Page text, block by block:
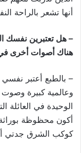
أنها تشعر بالراحة
– هل تعتبرين نفسك
هناك أصوات أخرى
– بالطبع أعتبر
وعالمية كبيرة
الوحيدة في العائلة
أكون محظوظة
كوكب الشرق جدتي